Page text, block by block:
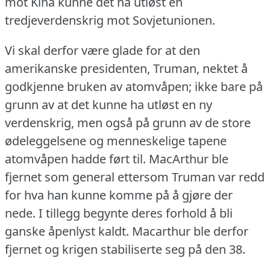
tredjeverdenskrig mot Sovjetunionen.
Vi skal derfor være glade for at den
amerikanske presidenten, Truman, nektet å
godkjenne bruken av atomvåpen; ikke bare på
grunn av at det kunne ha utløst en ny
verdenskrig, men også på grunn av de store
ødeleggelsene og menneskelige tapene
atomvåpen hadde ført til. MacArthur ble
fjernet som general ettersom Truman var redd
for hva han kunne komme på å gjøre der
nede. I tillegg begynte deres forhold å bli
ganske åpenlyst kaldt. Macarthur ble derfor
fjernet og krigen stabiliserte seg på den 38.